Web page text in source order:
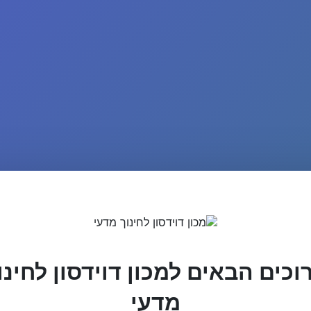
הבאים למכון דוידסון
מדעי